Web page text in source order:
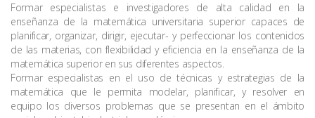
Formar especialistas e investigadores de alta calidad en la
enseñanza de la matemática universitaria superior capaces de
planificar, organizar, dirigir, ejecutar- y perfeccionar los contenidos
de las materias, con flexibilidad y eficiencia en la enseñanza de la
matemática superior en sus diferentes aspectos.
Formar especialistas en el uso de técnicas y estrategias de la
matemática que le permita modelar, planificar, y resolver en
equipo los diversos problemas que se presentan en el ámbito